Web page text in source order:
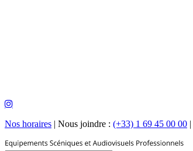
Nos horaires | Nous joindre : (+33) 1 69 45 00 00 |